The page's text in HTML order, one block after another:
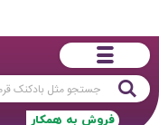
جستجو
فروش به همکار